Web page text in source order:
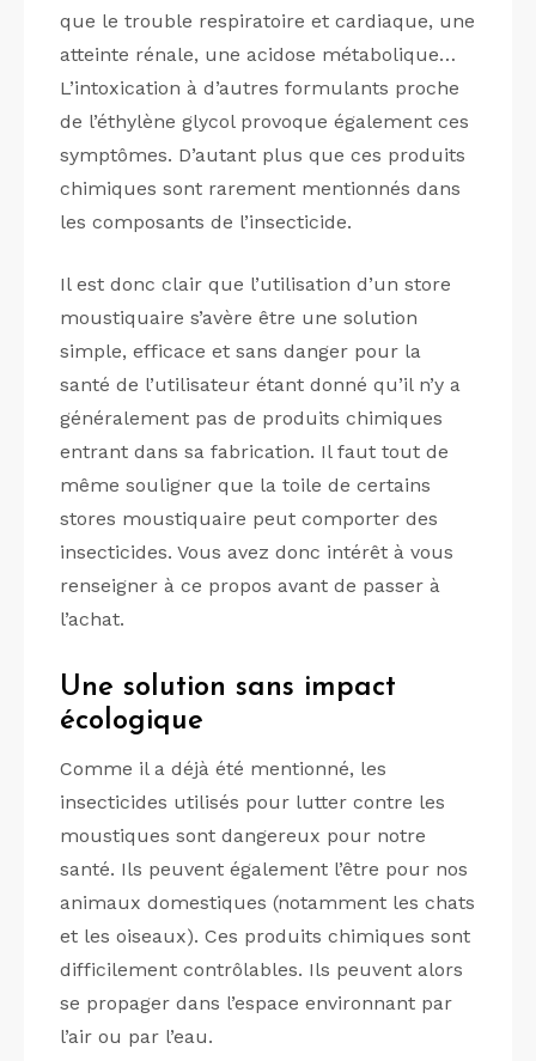
que le trouble respiratoire et cardiaque, une
atteinte rénale, une acidose métabolique…
L’intoxication à d’autres formulants proche
de l’éthylène glycol provoque également ces
symptômes. D’autant plus que ces produits
chimiques sont rarement mentionnés dans
les composants de l’insecticide.
Il est donc clair que l’utilisation d’un store
moustiquaire s’avère être une solution
simple, efficace et sans danger pour la
santé de l’utilisateur étant donné qu’il n’y a
généralement pas de produits chimiques
entrant dans sa fabrication. Il faut tout de
même souligner que la toile de certains
stores moustiquaire peut comporter des
insecticides. Vous avez donc intérêt à vous
renseigner à ce propos avant de passer à
l’achat.
Une solution sans impact
écologique
Comme il a déjà été mentionné, les
insecticides utilisés pour lutter contre les
moustiques sont dangereux pour notre
santé. Ils peuvent également l’être pour nos
animaux domestiques (notamment les chats
et les oiseaux). Ces produits chimiques sont
difficilement contrôlables. Ils peuvent alors
se propager dans l’espace environnant par
l’air ou par l’eau.